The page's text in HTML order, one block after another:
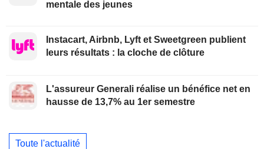
mentale des jeunes
Instacart, Airbnb, Lyft et Sweetgreen publient
leurs résultats : la cloche de clôture
L'assureur Generali réalise un bénéfice net en
hausse de 13,7% au 1er semestre
Toute l'actualité